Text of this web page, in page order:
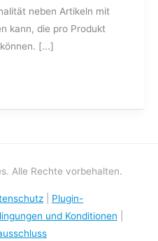
neben Artikeln mit
kann, die pro Produkt
[...]
Alle Rechte vorbehalten.
Plugin-
und Konditionen